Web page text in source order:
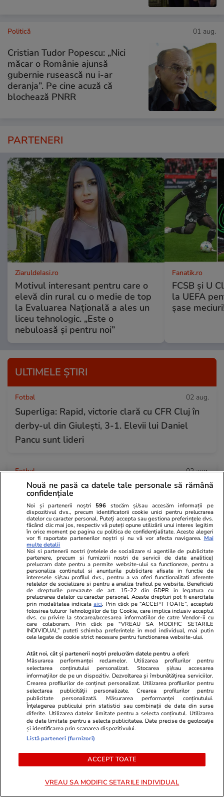
Politică 01 aug.
Cristian Tudor Popescu: „Nici
măcar o Românie ajunsă
gubernie rusească nu i-ar
deranja”. Pe cine acuză că
blochează PNRR
PARTENERI
ZiaruldeIasi.ro
Motivul interesant pentru care o
elevă din rural cu o medie de top
la Evaluarea Națională a ales un
liceu tehnologic. „Este o
nebuloasă și pentru noi”
Fanatik.ro
FCSB și U
la UEFA
șase
ULTIMELE ȘTIRI
Fotbal 02 aug.
Superliga: Rapid, victorie clară cu CFR Cluj în
derby-ul din Giulești, 3-1. Elevii lui Daniel
Pancu sunt lideri
Fotbal 02 aug.
Gianni Infantino caută sprijin în tabăra lui
Trump pentru a-și salva șefia FIFA pe fondul
scandalului Cupei Mondiale
Știri Externe
Șase oameni au murit și 27 au fost răniți după
un carambol devastator între un autocar, trei
mașini și o autorulotă, în Italia I VIDEO
Știri Externe 02 aug.
Arabia Saudită înființează o coaliție navală
maritime. Rebelii din Yemen amenință cu o
„escaladare totală”
Citește mai multe
TRENDING
Politică 02 aug.
Primele nume pentru un premier tehnocrat au
Nouă ne pasă ca datele tale personale să rămână
confidențiale
Noi și partenerii noștri 596 stocăm și/sau accesăm informații pe
dispozitivul dvs., precum identificatorii cookie unici pentru prelucrarea
datelor cu caracter personal. Puteți accepta sau gestiona preferințele dvs.
făcând clic mai jos, respectiv vă puteți opune utilizării unui interes legitim
în orice moment pe pagina cu politica de confidențialitate. Aceste alegeri
vor fi raportate partenerilor noștri și nu vă vor afecta navigarea. Mai
multe detalii
Noi si partenerii nostri (retelele de socializare si agentiile de publicitate
partenere, precum si furnizorii nostri de servicii de date analitice)
prelucram date pentru a permite website-ului sa functioneze, pentru a
personaliza continutul si anunturile publicitare afisate in functie de
interesele si/sau profilul dvs., pentru a va oferi functionalitati aferente
retelelor de socializare si pentru a analiza traficul pe website. Beneficiati
de drepturile prevazute de art. 15-22 din GDPR in legatura cu
prelucrarea datelor cu caracter personal. Aceste drepturi pot fi exercitate
prin modalitatea indicataaici. Prin click pe “ACCEPT TOATE”, acceptati
folosirea tuturor Tehnologiilor de tip Cookie, care implica inclusiv acceptul
dvs. cu privire la stocarea/accesarea informatiilor de catre Vendor-ii cu
care colaboram. Prin click pe “VREAU SA MODIFIC SETARILE
INDIVIDUAL” puteti schimba preferintele in mod individual, mai putin
cele legate de cookie strict necesare pentru functionarea website-ului.
Atât noi, cât și partenerii noștri prelucrăm datele pentru a oferi:
Măsurarea performanței reclamelor. Utilizarea profilurilor pentru
selectarea conținutului personalizat. Stocarea și/sau accesarea
informațiilor de pe un dispozitiv. Dezvoltarea și îmbunătățirea serviciilor.
Crearea profilurilor de conținut personalizat. Utilizarea profilurilor pentru
selectarea publicității personalizate. Crearea profilurilor pentru
publicitate personalizată. Măsurarea performanței conținutului.
Înțelegerea publicului prin statistici sau combinații de date din surse
diferite. Utilizarea datelor limitate pentru a selecta conținutul. Utilizarea
de date limitate pentru a selecta publicitatea. Date precise de geolocație
și identificarea prin scanarea dispozitivului.
Listă parteneri (furnizori)
ACCEPT TOATE
VREAU SA MODIFIC SETARILE INDIVIDUAL